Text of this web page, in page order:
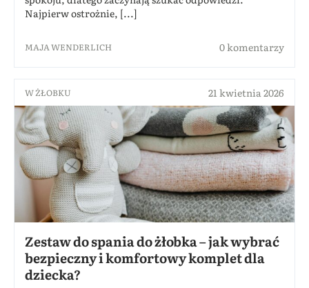
Najpierw ostrożnie, [...]
MAJA WENDERLICH 0 komentarzy
W ŻŁOBKU 21 kwietnia 2026
Zestaw do spania do żłobka – jak wybrać
bezpieczny i komfortowy komplet dla
dziecka?